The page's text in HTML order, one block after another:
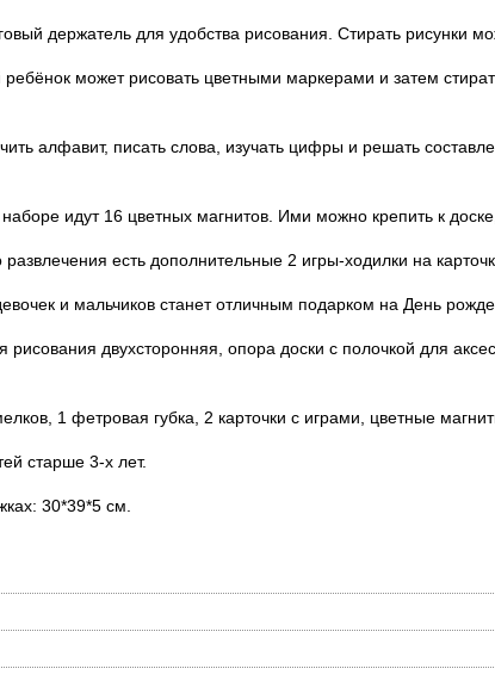
держатель для удобства рисования. Стирать рисунки
может рисовать цветными маркерами и затем
алфавит, писать слова, изучать цифры и решать
идут 16 цветных магнитов. Ими можно крепить к
есть дополнительные 2 игры-ходилки на
и мальчиков станет отличным подарком на День
рисования двухсторонняя, опора доски с полочкой для
1 фетровая губка, 2 карточки с играми, цветные
старше 3-х лет.
30*39*5 см.